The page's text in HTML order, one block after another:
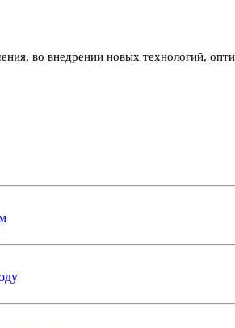
во внедрении новых технологий,